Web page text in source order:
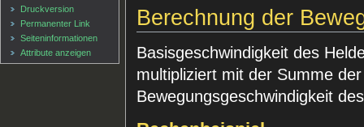
Berechnung der
Basisgeschwindigkeit des
multipliziert mit der Summe
Bewegungsgeschwindigkeit
Druckversion
Permanenter Link
Seiten­informationen
Attribute anzeigen